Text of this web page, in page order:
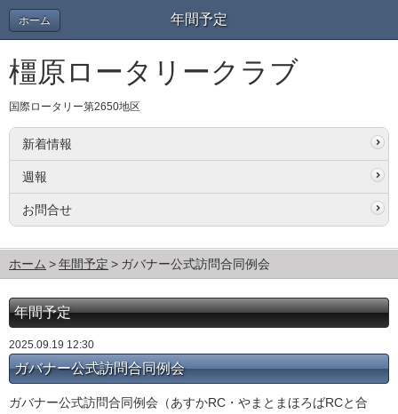
年間予定
ホーム
橿原ロータリークラブ
国際ロータリー第2650地区
新着情報
週報
お問合せ
ホーム 年間予定 ガバナー公式訪問合同例会
年間予定
2025.09.19 12:30
ガバナー公式訪問合同例会
ガバナー公式訪問合同例会（あすかRC・やまとまほろばRCと合